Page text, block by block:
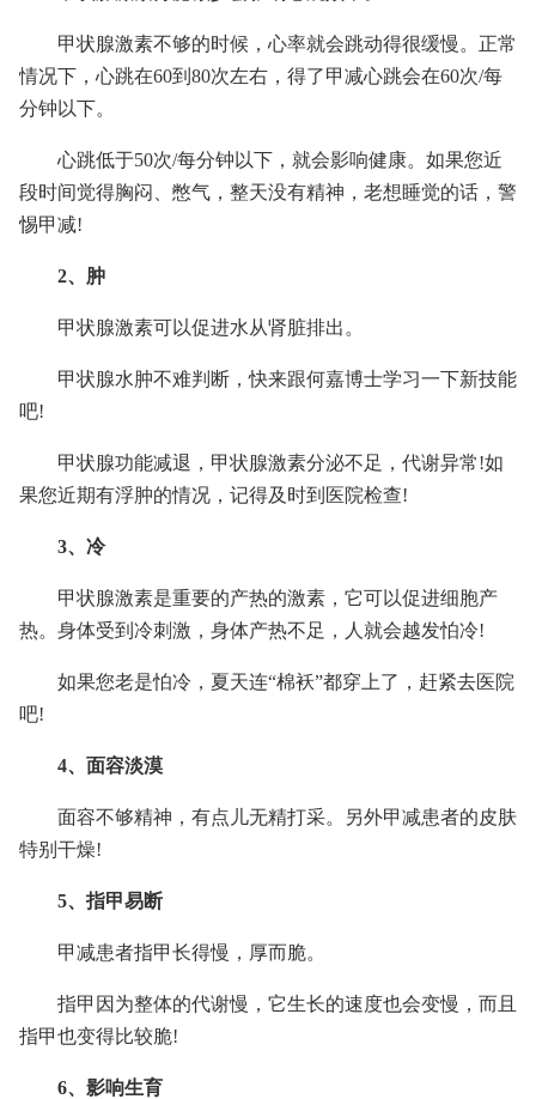
甲状腺激素不够的时候，心率就会跳动得很缓慢。正常
情况下，心跳在60到80次左右，得了甲减心跳会在60次/每
分钟以下。
心跳低于50次/每分钟以下，就会影响健康。如果您近
段时间觉得胸闷、憋气，整天没有精神，老想睡觉的话，警
惕甲减!
2、肿
甲状腺激素可以促进水从肾脏排出。
甲状腺水肿不难判断，快来跟何嘉博士学习一下新技能
吧!
甲状腺功能减退，甲状腺激素分泌不足，代谢异常!如
果您近期有浮肿的情况，记得及时到医院检查!
3、冷
甲状腺激素是重要的产热的激素，它可以促进细胞产
热。身体受到冷刺激，身体产热不足，人就会越发怕冷!
如果您老是怕冷，夏天连“棉袄”都穿上了，赶紧去医院
吧!
4、面容淡漠
面容不够精神，有点儿无精打采。另外甲减患者的皮肤
特别干燥!
5、指甲易断
甲减患者指甲长得慢，厚而脆。
指甲因为整体的代谢慢，它生长的速度也会变慢，而且
指甲也变得比较脆!
6、影响生育